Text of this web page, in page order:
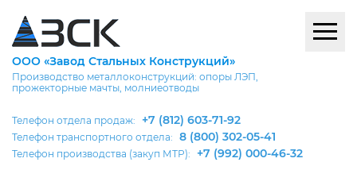
ООО «Завод Стальных Конструкций»
Производство металлоконструкций: опоры ЛЭП,
прожекторные мачты, молниеотводы
Телефон отдела продаж: +7 (812) 603-71-92
Телефон транспортного отдела: 8 (800) 302-05-41
Телефон производства (закуп МТР): +7 (992) 000-46-32